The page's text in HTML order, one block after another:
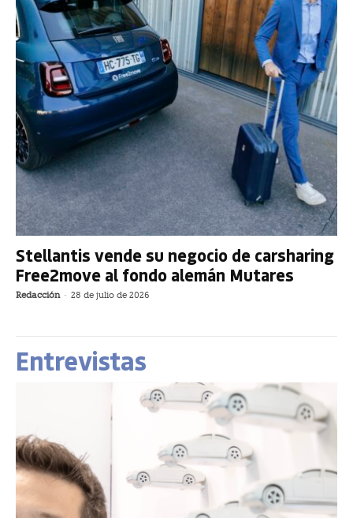
Stellantis vende su negocio de carsharing
Free2move al fondo alemán Mutares
Redacción - 28 de julio de 2026
Entrevistas